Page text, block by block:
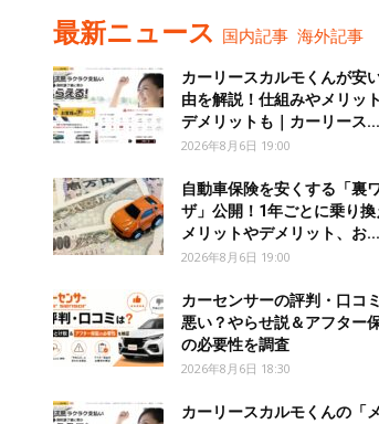
最新ニュース 国内記事 海外記事
カーリースカルモくんが安
由を解説！仕組みやメリッ
デメリットも｜カーリース...
2026年8月6日 19:00
自動車保険を安くする「裏
ザ」公開！1年ごとに乗り換
メリットやデメリット、お...
2026年8月6日 19:00
カーセンサーの評判・口コ
悪い？やらせ説＆アフター
の必要性を調査
2026年8月6日 18:30
カーリースカルモくんの「